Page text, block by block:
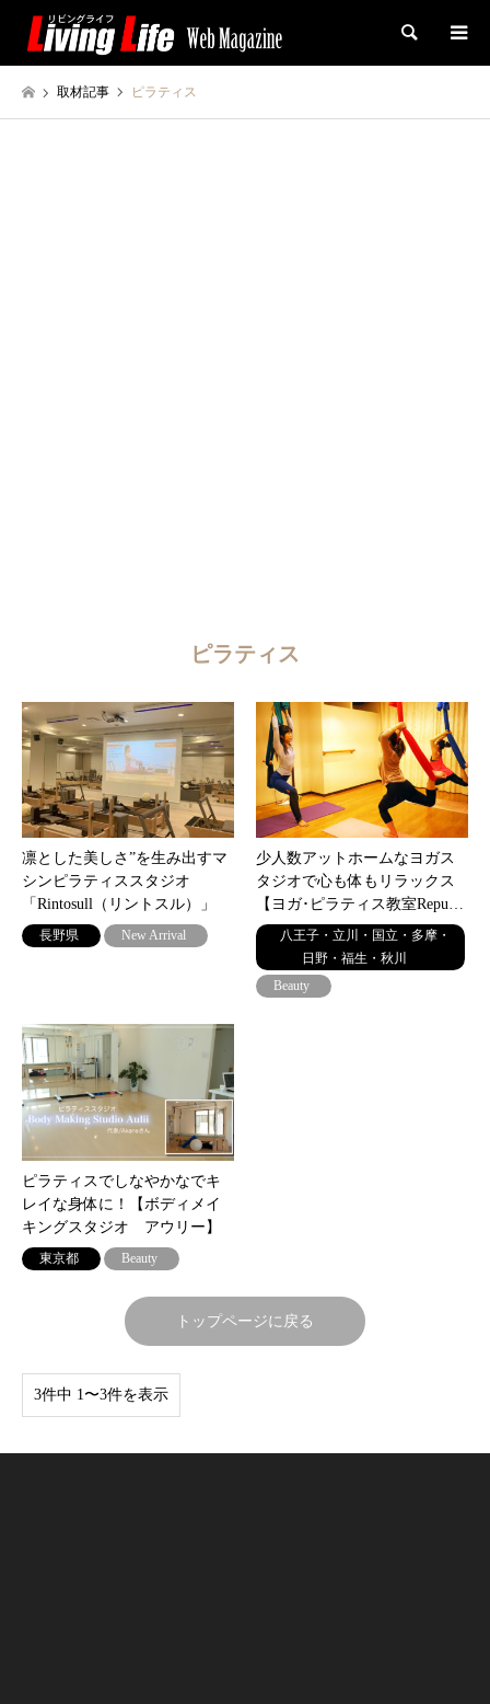
検索
取材記事 ピラティス
ピラティス
凛とした美しさ”を生み出すマ
シンピラティススタジオ
「Rintosull（リントスル）」
長野県 New Arrival
少人数アットホームなヨガス
タジオで心も体もリラックス
【ヨガ･ピラティス教室Repu…
八王子・立川・国立・多摩・
日野・福生・秋川
Beauty
ピラティスでしなやかなでキ
レイな身体に！【ボディメイ
キングスタジオ アウリー】
東京都 Beauty
トップページに戻る
3件中 1〜3件を表示